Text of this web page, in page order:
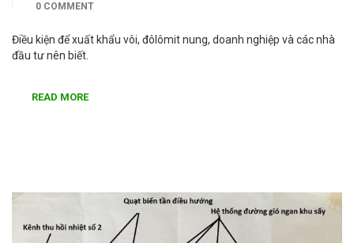
0 COMMENT
Điều kiện để xuất khẩu vôi, đôlômit nung, doanh nghiệp và các nhà
đầu tư nên biết.
READ MORE